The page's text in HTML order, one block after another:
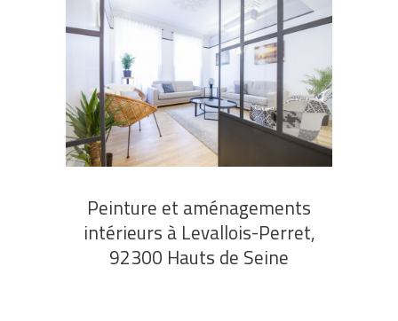
Peinture et aménagements
intérieurs à Levallois-Perret,
92300 Hauts de Seine